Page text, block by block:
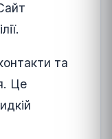
та
Це